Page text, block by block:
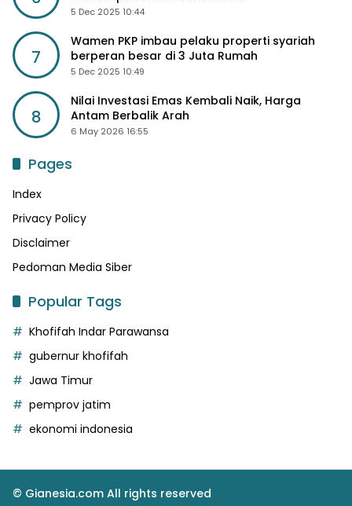
5 Dec 2025 10:44
7
Wamen PKP imbau pelaku properti syariah
berperan besar di 3 Juta Rumah
5 Dec 2025 10:49
8
Nilai Investasi Emas Kembali Naik, Harga
Antam Berbalik Arah
6 May 2026 16:55
Pages
Index
Privacy Policy
Disclaimer
Pedoman Media Siber
Popular Tags
Khofifah Indar Parawansa
gubernur khofifah
Jawa Timur
pemprov jatim
ekonomi indonesia
© Gianesia.com All rights reserved